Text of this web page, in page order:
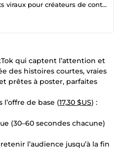
Créateur de scripts viraux pour créateurs de contenu
qui captent l’attention et
des histoires courtes, vraies
prêtes à poster, parfaites
l’offre de base (17,30 $US) :
(30–60 secondes chacune)
l’audience jusqu’à la fin